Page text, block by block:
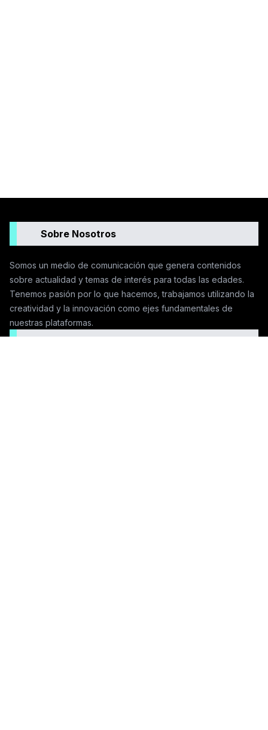
Sobre Nosotros
Somos un medio de comunicación que genera contenidos
sobre actualidad y temas de interés para todas las edades.
Tenemos pasión por lo que hacemos, trabajamos utilizando la
creatividad y la innovación como ejes fundamentales de
nuestras plataformas.